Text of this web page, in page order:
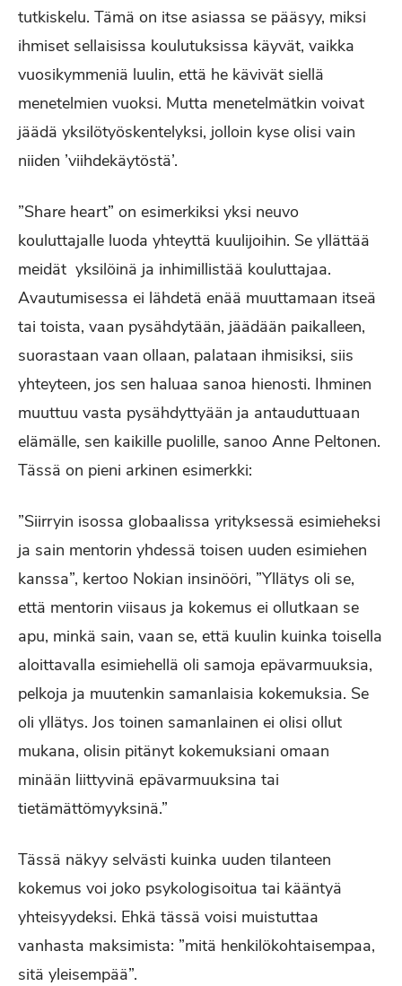
tutkiskelu. Tämä on itse asiassa se pääsyy, miksi
ihmiset sellaisissa koulutuksissa käyvät, vaikka
vuosikymmeniä luulin, että he kävivät siellä
menetelmien vuoksi. Mutta menetelmätkin voivat
jäädä yksilötyöskentelyksi, jolloin kyse olisi vain
niiden ’viihdekäytöstä’.
”Share heart” on esimerkiksi yksi neuvo
kouluttajalle luoda yhteyttä kuulijoihin. Se yllättää
meidät yksilöinä ja inhimillistää kouluttajaa.
Avautumisessa ei lähdetä enää muuttamaan itseä
tai toista, vaan pysähdytään, jäädään paikalleen,
suorastaan vaan ollaan, palataan ihmisiksi, siis
yhteyteen, jos sen haluaa sanoa hienosti. Ihminen
muuttuu vasta pysähdyttyään ja antauduttuaan
elämälle, sen kaikille puolille, sanoo Anne Peltonen.
Tässä on pieni arkinen esimerkki:
”Siirryin isossa globaalissa yrityksessä esimieheksi
ja sain mentorin yhdessä toisen uuden esimiehen
kanssa”, kertoo Nokian insinööri, ”Yllätys oli se,
että mentorin viisaus ja kokemus ei ollutkaan se
apu, minkä sain, vaan se, että kuulin kuinka toisella
aloittavalla esimiehellä oli samoja epävarmuuksia,
pelkoja ja muutenkin samanlaisia kokemuksia. Se
oli yllätys. Jos toinen samanlainen ei olisi ollut
mukana, olisin pitänyt kokemuksiani omaan
minään liittyvinä epävarmuuksina tai
tietämättömyyksinä.”
Tässä näkyy selvästi kuinka uuden tilanteen
kokemus voi joko psykologisoitua tai kääntyä
yhteisyydeksi. Ehkä tässä voisi muistuttaa
vanhasta maksimista: ”mitä henkilökohtaisempaa,
sitä yleisempää”.